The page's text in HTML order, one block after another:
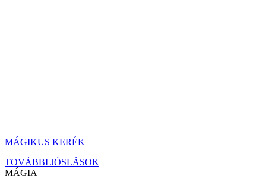
MÁGIKUS KERÉK
TOVÁBBI JÓSLÁSOK
MÁGIA